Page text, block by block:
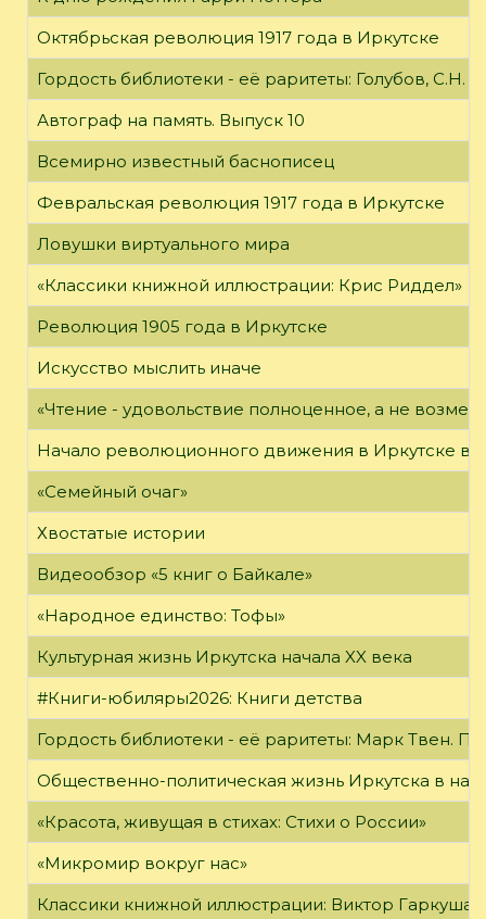
Октябрьская революция 1917 года в Иркутске
Гордость библиотеки - её раритеты: Голубов, С.Н.
Автограф на память. Выпуск 10
Всемирно известный баснописец
Февральская революция 1917 года в Иркутске
Ловушки виртуального мира
«Классики книжной иллюстрации: Крис Риддел»
Революция 1905 года в Иркутске
Искусство мыслить иначе
«Чтение - удовольствие полноценное, а не
Начало революционного движения в Иркутске в
«Семейный очаг»
Хвостатые истории
Видеообзор «5 книг о Байкале»
«Народное единство: Тофы»
Культурная жизнь Иркутска начала XX века
#Книги-юбиляры2026: Книги детства
Гордость библиотеки - её раритеты: Марк Твен.
Общественно-политическая жизнь Иркутска в
«Красота, живущая в стихах: Стихи о России»
«Микромир вокруг нас»
Классики книжной иллюстрации: Виктор Гаркуша